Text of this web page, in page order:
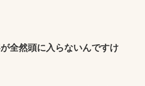
全然頭に入らないんですけ